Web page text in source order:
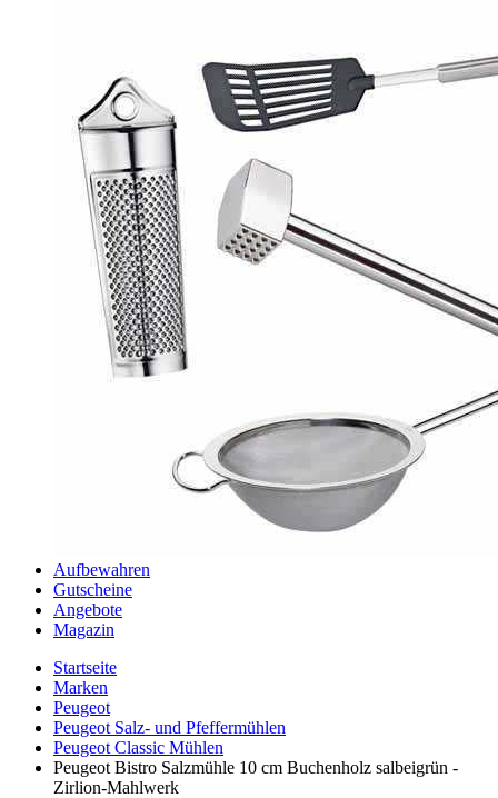
Aufbewahren
Gutscheine
Angebote
Magazin
Startseite
Marken
Peugeot
Peugeot Salz- und Pfeffermühlen
Peugeot Classic Mühlen
Peugeot Bistro Salzmühle 10 cm Buchenholz salbeigrün -
Zirlion-Mahlwerk